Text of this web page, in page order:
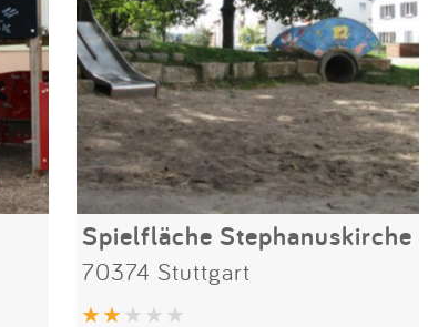
Spielfläche Stephanuskirche
70374 Stuttgart